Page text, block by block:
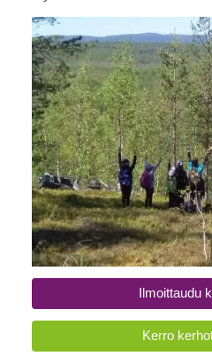
Ilmoittaudu
Kerro